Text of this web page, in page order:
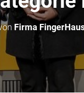
Firma